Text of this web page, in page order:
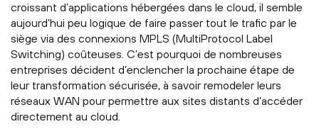
croissant d’applications hébergées dans le cloud, il semble
aujourd’hui peu logique de faire passer tout le trafic par le
siège via des connexions MPLS (MultiProtocol Label
Switching) coûteuses. C’est pourquoi de nombreuses
entreprises décident d’enclencher la prochaine étape de
leur transformation sécurisée, à savoir remodeler leurs
réseaux WAN pour permettre aux sites distants d’accéder
directement au cloud.